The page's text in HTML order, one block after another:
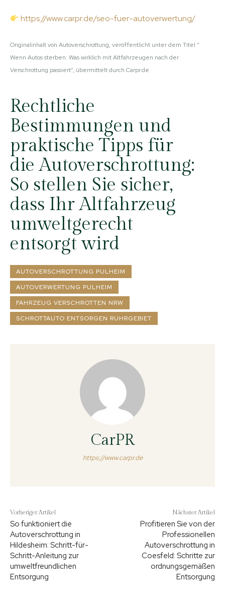
https://www.carpr.de/seo-fuer-autoverwertung/
Originalinhalt von Autoverschrottung, veröffentlicht unter dem Titel “
Wenn Autos sterben: Was wirklich mit Altfahrzeugen nach der
Verschrottung passiert“, übermittelt durch Carpr.de
Rechtliche
Bestimmungen und
praktische Tipps für
die Autoverschrottung:
So stellen Sie sicher,
dass Ihr Altfahrzeug
umweltgerecht
entsorgt wird
AUTOVERSCHROTTUNG PULHEIM
AUTOVERWERTUNG PULHEIM
FAHRZEUG VERSCHROTTEN NRW
SCHROTTAUTO ENTSORGEN RUHRGEBIET
CarPR
https://www.carpr.de
Vorheriger Artikel
So funktioniert die
Autoverschrottung in
Hildesheim: Schritt-für-
Schritt-Anleitung zur
umweltfreundlichen
Entsorgung
Nächster Artikel
Profitieren Sie von der
Professionellen
Autoverschrottung in
Coesfeld: Schritte zur
ordnungsgemäßen
Entsorgung